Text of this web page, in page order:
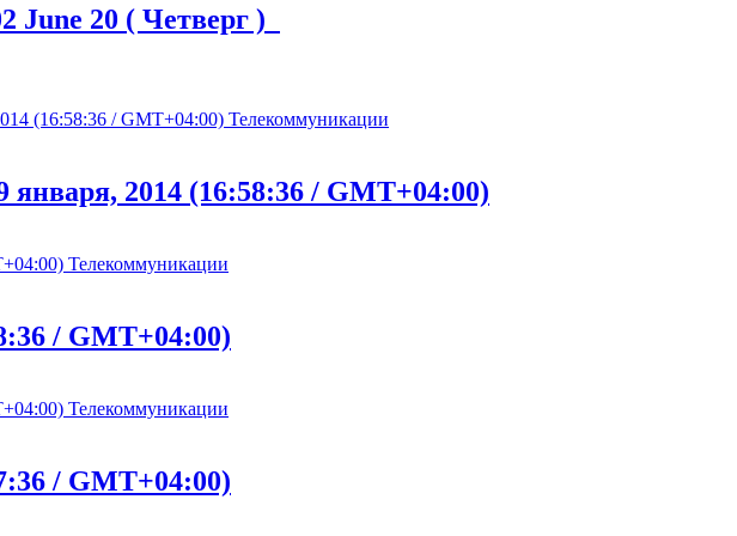
June 20 ( Четверг )
Телекоммуникации
2014 (16:58:36 / GMT+04:00)
Телекоммуникации
/ GMT+04:00)
Телекоммуникации
/ GMT+04:00)